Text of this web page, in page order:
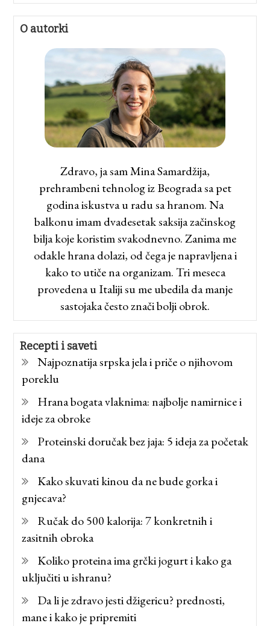
O autorki
Zdravo, ja sam Mina Samardžija,
prehrambeni tehnolog iz Beograda sa pet
godina iskustva u radu sa hranom. Na
balkonu imam dvadesetak saksija začinskog
bilja koje koristim svakodnevno. Zanima me
odakle hrana dolazi, od čega je napravljena i
kako to utiče na organizam. Tri meseca
provedena u Italiji su me ubedila da manje
sastojaka često znači bolji obrok.
Recepti i saveti
Najpoznatija srpska jela i priče o njihovom
poreklu
Hrana bogata vlaknima: najbolje namirnice i
ideje za obroke
Proteinski doručak bez jaja: 5 ideja za početak
dana
Kako skuvati kinou da ne bude gorka i
gnjecava?
Ručak do 500 kalorija: 7 konkretnih i
zasitnih obroka
Koliko proteina ima grčki jogurt i kako ga
uključiti u ishranu?
Da li je zdravo jesti džigericu? prednosti,
mane i kako je pripremiti